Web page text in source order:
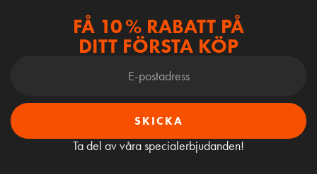
FÅ 10 % RABATT PÅ
DITT FÖRSTA KÖP
SKICKA
Ta del av våra specialerbjudanden!